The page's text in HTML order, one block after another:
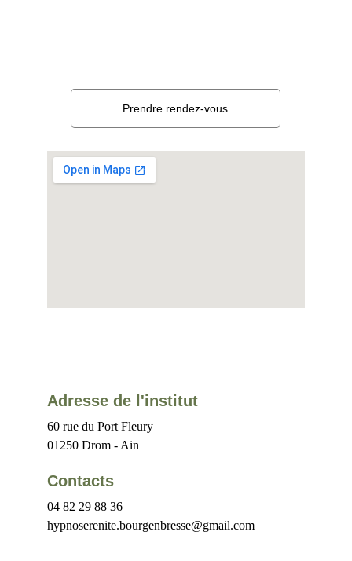
Prendre rendez-vous
Adresse de l'institut
60 rue du Port Fleury
01250 Drom - Ain
Contacts
04 82 29 88 36
hypnoserenite.bourgenbresse@gmail.com